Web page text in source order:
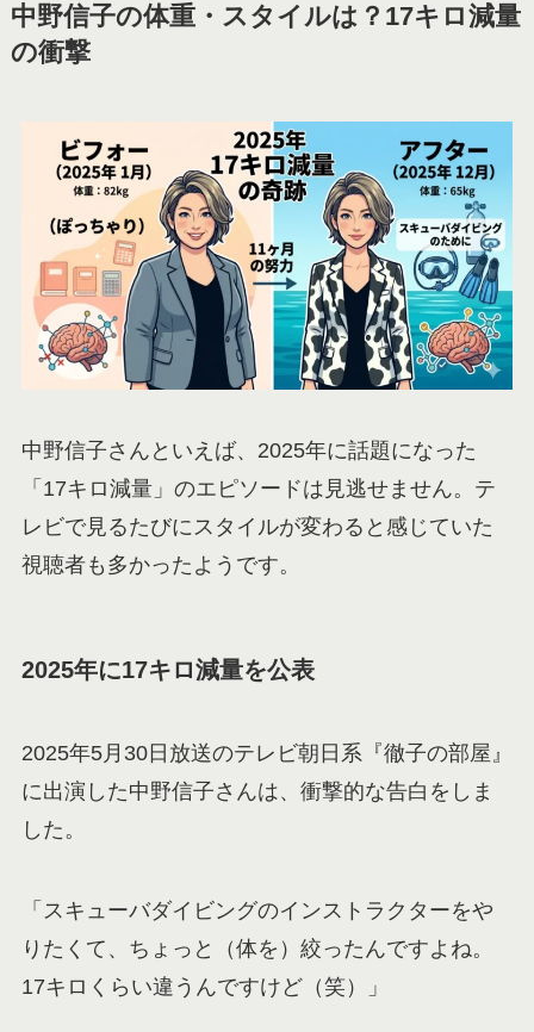
中野信子の体重・スタイルは？17キロ減量
の衝撃
中野信子さんといえば、2025年に話題になった
「17キロ減量」のエピソードは見逃せません。テ
レビで見るたびにスタイルが変わると感じていた
視聴者も多かったようです。
2025年に17キロ減量を公表
2025年5月30日放送のテレビ朝日系『徹子の部屋』
に出演した中野信子さんは、衝撃的な告白をしま
した。
「スキューバダイビングのインストラクターをや
りたくて、ちょっと（体を）絞ったんですよね。
17キロくらい違うんですけど（笑）」